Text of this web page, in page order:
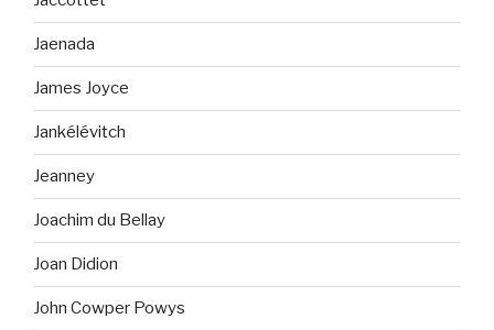
Jaenada
James Joyce
Jankélévitch
Jeanney
Joachim du Bellay
Joan Didion
John Cowper Powys